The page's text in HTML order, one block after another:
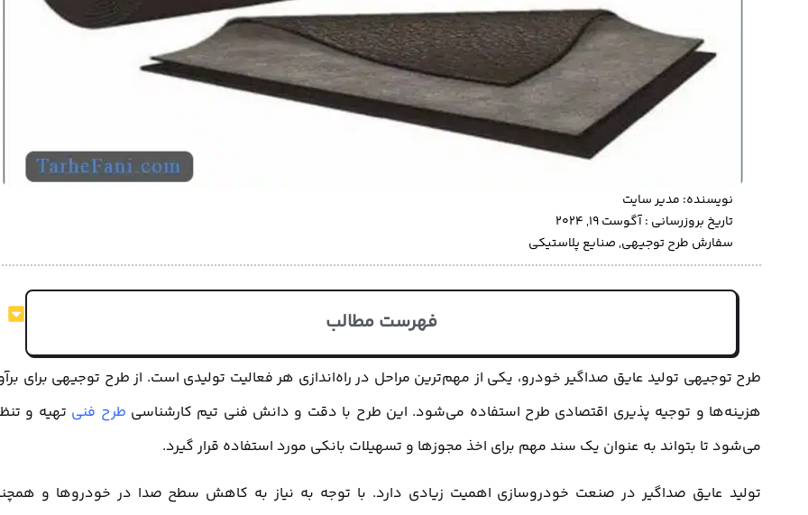
نویسنده: مدیر سایت
تاریخ بروزرسانی : آگوست 19, 2024
سفارش طرح توجیهی,صنایع پلاستیکی
فهرست مطالب
طرح توجیهی تولید عایق صداگیر خودرو، یکی از مهم‌ترین مراحل در راه‌اندازی هر فعالیت تولیدی است. از طرح توجیهی برای
هزینه‌ها و توجیه پذیری اقتصادی طرح استفاده می‌شود. این طرح با دقت و دانش فنی تیم کارشناسی طرح فنی تهیه و
می‌شود تا بتواند به عنوان یک سند مهم برای اخذ مجوزها و تسهیلات بانکی مورد استفاده قرار گیرد.
تولید عایق صداگیر در صنعت خودروسازی اهمیت زیادی دارد. با توجه به نیاز به کاهش سطح صدا در خودروها و